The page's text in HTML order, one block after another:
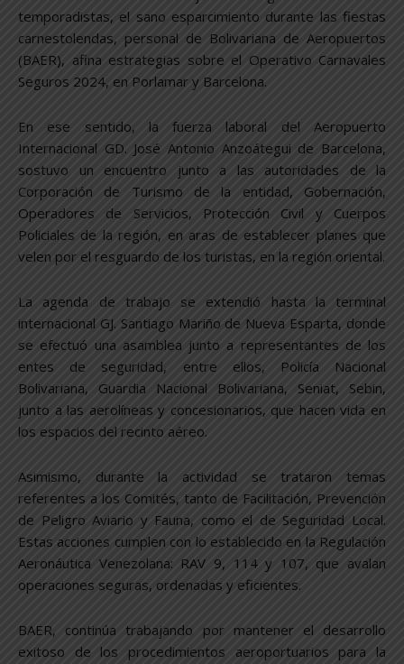
temporadistas, el sano esparcimiento durante las fiestas
carnestolendas, personal de Bolivariana de Aeropuertos
(BAER), afina estrategias sobre el Operativo Carnavales
Seguros 2024, en Porlamar y Barcelona.
En ese sentido, la fuerza laboral del Aeropuerto
Internacional GD. José Antonio Anzoátegui de Barcelona,
sostuvo un encuentro junto a las autoridades de la
Corporación de Turismo de la entidad, Gobernación,
Operadores de Servicios, Protección Civil y Cuerpos
Policiales de la región, en aras de establecer planes que
velen por el resguardo de los turistas, en la región oriental.
La agenda de trabajo se extendió hasta la terminal
internacional GJ. Santiago Mariño de Nueva Esparta, donde
se efectuó una asamblea junto a representantes de los
entes de seguridad, entre ellos, Policía Nacional
Bolivariana, Guardia Nacional Bolivariana, Seniat, Sebin,
junto a las aerolíneas y concesionarios, que hacen vida en
los espacios del recinto aéreo.
Asimismo, durante la actividad se trataron temas
referentes a los Comités, tanto de Facilitación, Prevención
de Peligro Aviario y Fauna, como el de Seguridad Local.
Estas acciones cumplen con lo establecido en la Regulación
Aeronáutica Venezolana: RAV 9, 114 y 107, que avalan
operaciones seguras, ordenadas y eficientes.
BAER, continúa trabajando por mantener el desarrollo
exitoso de los procedimientos aeroportuarios para la